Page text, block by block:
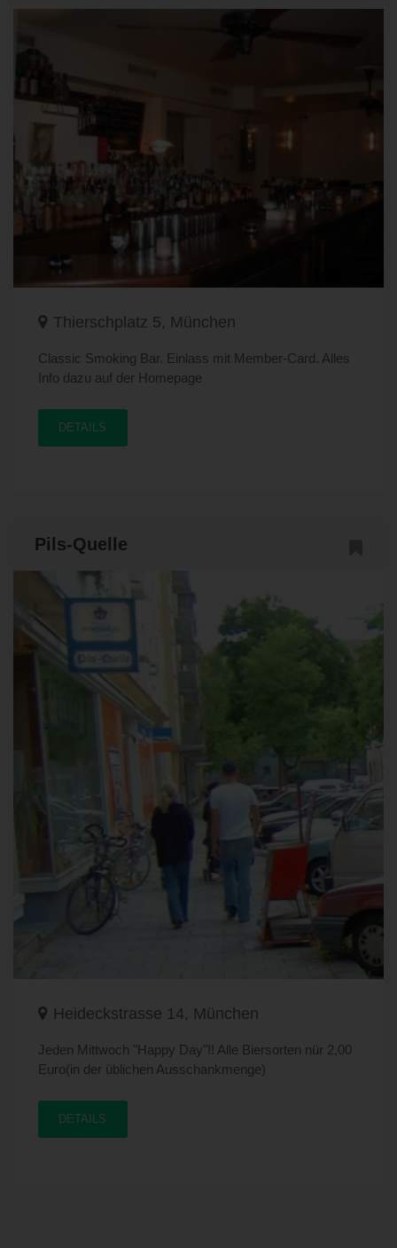
Thierschplatz 5, München
Classic Smoking Bar. Einlass mit Member-Card. Alles
Info dazu auf der Homepage
DETAILS
Pils-Quelle
Heideckstrasse 14, München
Jeden Mittwoch "Happy Day"!! Alle Biersorten nür 2,00
Euro(in der üblichen Ausschankmenge)
DETAILS